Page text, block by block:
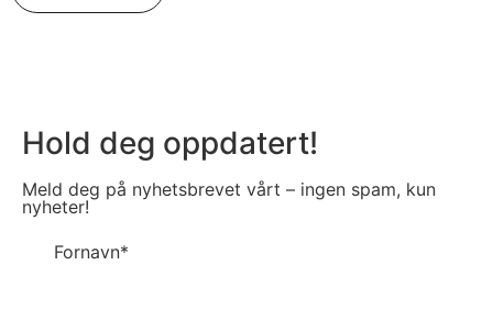
Hold deg oppdatert!
Meld deg på nyhetsbrevet vårt – ingen spam, kun
nyheter!
Fornavn*